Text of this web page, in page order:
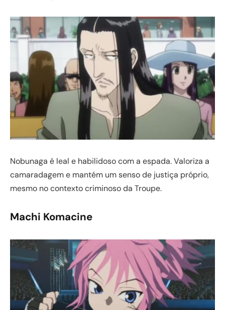
Nobunaga é leal e habilidoso com a espada. Valoriza a
camaradagem e mantém um senso de justiça próprio,
mesmo no contexto criminoso da Troupe.
Machi Komacine